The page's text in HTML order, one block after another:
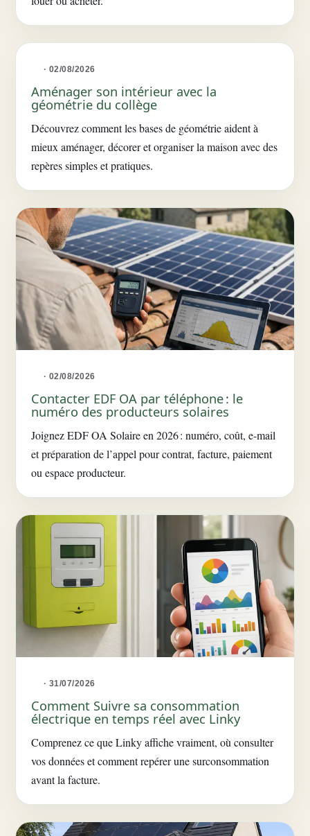
· 02/08/2026
Aménager son intérieur avec la
géométrie du collège
Découvrez comment les bases de géométrie aident à
mieux aménager, décorer et organiser la maison avec des
repères simples et pratiques.
· 02/08/2026
Contacter EDF OA par téléphone : le
numéro des producteurs solaires
Joignez EDF OA Solaire en 2026 : numéro, coût, e-mail
et préparation de l’appel pour contrat, facture, paiement
ou espace producteur.
· 31/07/2026
Comment Suivre sa consommation
électrique en temps réel avec Linky
Comprenez ce que Linky affiche vraiment, où consulter
vos données et comment repérer une surconsommation
avant la facture.